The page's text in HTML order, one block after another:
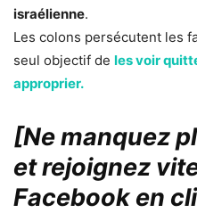
israélienne.
Les colons persécutent les
seul objectif de les voir
approprier.
[Ne manquez
et rejoignez
Facebook en